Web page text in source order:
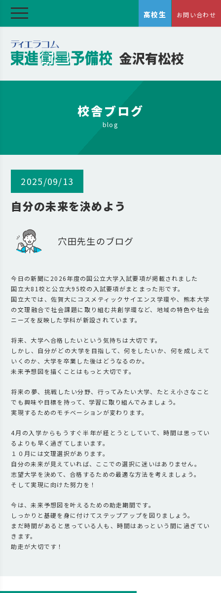
高校生 お問い合わせ
校舎ブログ
blog
2025/09/13
自分の未来を決めよう
穴田先生のブログ
今日の新聞に2026年度の国公立大学入試要項が掲載されました
国立大81校と公立大95校の入試要項がまとまった形です。
国立大では、佐賀大にコスメティックサイエンス学環や、熊本大学
の文理融合で社会課題に取り組む共創学環など、地域の特色や社会
ニーズを反映した学科が新設されています。
将来、大学へ合格したいという気持ちは大切です。
しかし、自分がどの大学を目指して、何をしたいか、何を成しえて
いくのか、大学を卒業した後はどうなるのか。
未来予想図を描くことはもっと大切です。
将来の夢、挑戦したい分野、行ってみたい大学、たとえ小さなこと
でも興味や目標を持って、学習に取り組んでみましょう。
実現するためのモチベーションが変わります。
4月の入学からもうすぐ半年が経とうとしていて、時間は思ってい
るよりも早く過ぎてしまいます。
１０月には文理選択があります。
自分の未来が見えていれば、ここでの選択に迷いはありません。
志望大学を決めて、合格するための最適な方法を考えましょう。
そして実現に向けた努力を！
今は、未来予想図を叶えるための助走期間です。
しっかりと基礎を身に付けてステップアップを図りましょう。
まだ時間があると思っている人も、時間はあっという間に過ぎてい
きます。
助走が大切です！